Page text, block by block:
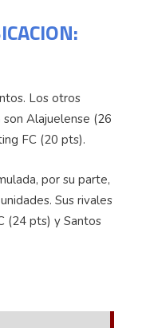
Los otros
son Alajuelense (26
FC (20 pts).
por su parte,
Sus rivales
(24 pts) y Santos